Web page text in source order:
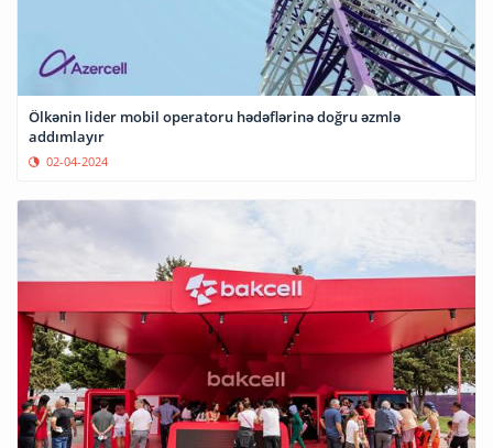
Ölkənin lider mobil operatoru hədəflərinə doğru əzmlə
addımlayır
02-04-2024